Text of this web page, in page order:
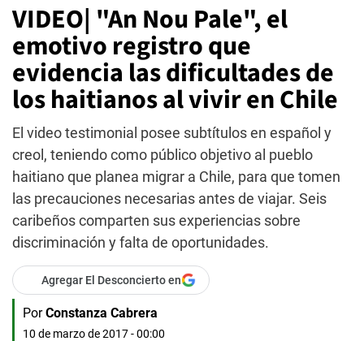
VIDEO| "An Nou Pale", el
emotivo registro que
evidencia las dificultades de
los haitianos al vivir en Chile
El video testimonial posee subtítulos en español y
creol, teniendo como público objetivo al pueblo
haitiano que planea migrar a Chile, para que tomen
las precauciones necesarias antes de viajar. Seis
caribeños comparten sus experiencias sobre
discriminación y falta de oportunidades.
Agregar El Desconcierto en
Por Constanza Cabrera
10 de marzo de 2017 - 00:00